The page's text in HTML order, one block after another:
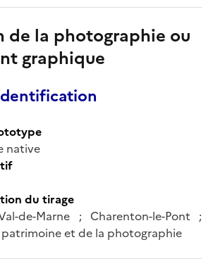
de la photographie ou
graphique
native
du tirage
de-Marne ; Charenton-le-Pont ;
et de la photographie